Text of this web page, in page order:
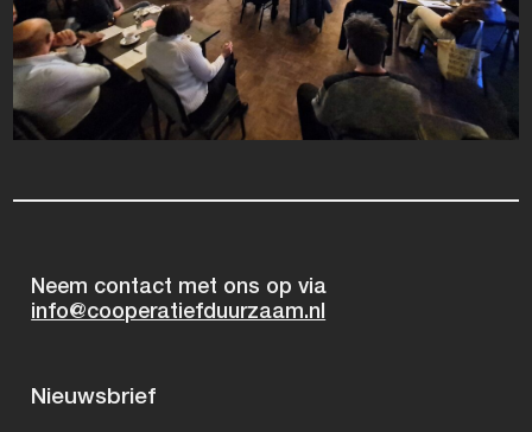
Neem contact met ons op via
info@cooperatiefduurzaam.nl
Nieuwsbrief